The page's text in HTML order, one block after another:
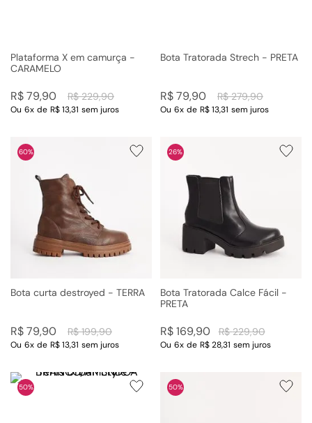
Plataforma X em camurça -
CARAMELO
R$ 229,90
R$79,90
Ou 6x de R$ 13,31 sem juros
Bota Tratorada Strech - PRETA
R$ 279,90
R$79,90
Ou 6x de R$ 13,31 sem juros
60%
Bota curta destroyed - TERRA
R$ 199,90
R$79,90
Ou 6x de R$ 13,31 sem juros
26%
Bota Tratorada Calce Fácil -
PRETA
R$ 229,90
R$169,90
Ou 6x de R$ 28,31 sem juros
50% 50%